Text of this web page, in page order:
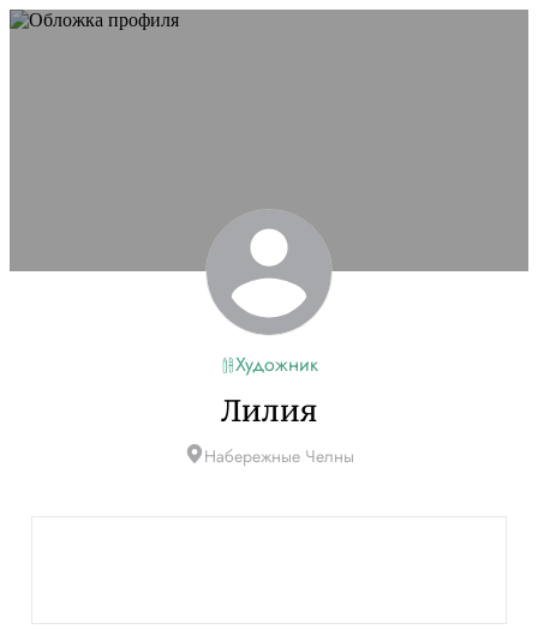
Художник
Лилия
Набережные Челны